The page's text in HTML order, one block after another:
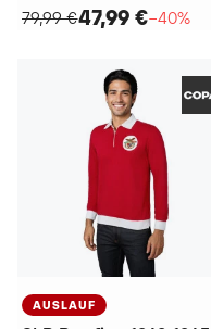
79,99 €47,99 €−40%
AUSLAUF